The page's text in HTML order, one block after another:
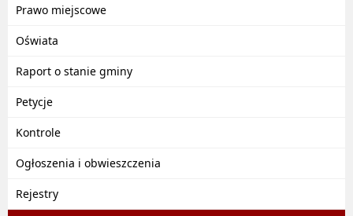
Prawo miejscowe
Oświata
Raport o stanie gminy
Petycje
Kontrole
Ogłoszenia i obwieszczenia
Rejestry